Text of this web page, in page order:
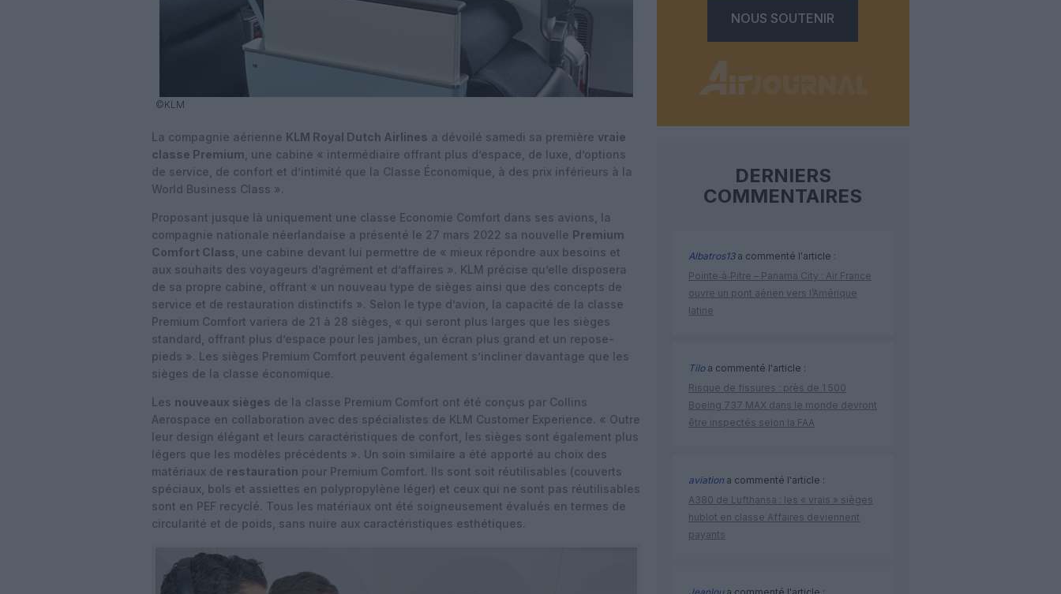
©KLM
La compagnie aérienne KLM Royal Dutch Airlines a dévoilé samedi sa première vraie
classe Premium , une cabine « intermédiaire offrant plus d’espace, de luxe, d’options
de service, de confort et d’intimité que la Classe Économique, à des prix inférieurs à la
World Business Class ».
Proposant jusque là uniquement une classe Economie Comfort dans ses avions, la
compagnie nationale néerlandaise a présenté le 27 mars 2022 sa nouvelle Premium
Comfort Class , une cabine devant lui permettre de « mieux répondre aux besoins et
aux souhaits des voyageurs d’agrément et d’affaires ». KLM précise qu’elle disposera
de sa propre cabine, offrant « un nouveau type de sièges ainsi que des concepts de
service et de restauration distinctifs ». Selon le type d’avion, la capacité de la classe
Premium Comfort variera de 21 à 28 sièges, « qui seront plus larges que les sièges
standard, offrant plus d’espace pour les jambes, un écran plus grand et un repose-
pieds ». Les sièges Premium Comfort peuvent également s’incliner davantage que les
sièges de la classe économique.
Les nouveaux sièges de la classe Premium Comfort ont été conçus par Collins
Aerospace en collaboration avec des spécialistes de KLM Customer Experience. « Outre
leur design élégant et leurs caractéristiques de confort, les sièges sont également plus
légers que les modèles précédents ». Un soin similaire a été apporté au choix des
matériaux de restauration pour Premium Comfort. Ils sont soit réutilisables (couverts
spéciaux, bols et assiettes en polypropylène léger) et ceux qui ne sont pas réutilisables
sont en PEF recyclé. Tous les matériaux ont été soigneusement évalués en termes de
circularité et de poids, sans nuire aux caractéristiques esthétiques.
NOUS SOUTENIR
DERNIERS
COMMENTAIRES
Albatros13a commenté l'article :
Pointe‑à‑Pitre – Panama City : Air France
ouvre un pont aérien vers l’Amérique
latine
Tiloa commenté l'article :
Risque de fissures : près de 1 500
Boeing 737 MAX dans le monde devront
être inspectés selon la FAA
aviation a commenté l'article :
A380 de Lufthansa : les « vrais » sièges
hublot en classe Affaires deviennent
payants